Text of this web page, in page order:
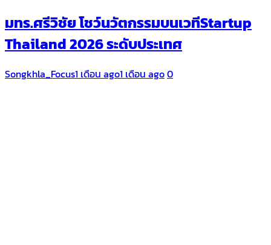
มทร.ศรีวิชัย โชว์นวัตกรรมบนเวทีStartup
Thailand 2026 ระดับประเทศ
Songkhla_Focus1 เดือน ago1 เดือน ago0